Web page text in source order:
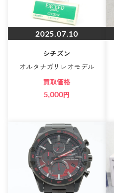
2025.07.10
シチズン
オルタナガリレオモデル
買取価格
5,000円